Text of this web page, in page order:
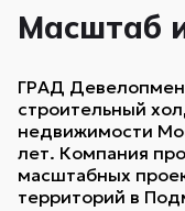
Масштаб
ГРАД
строительный
недвижимости
лет. Компания
масштабных
территорий в